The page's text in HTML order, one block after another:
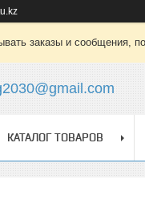
заказы и сообщения,
КАТАЛОГ ТОВАРОВ